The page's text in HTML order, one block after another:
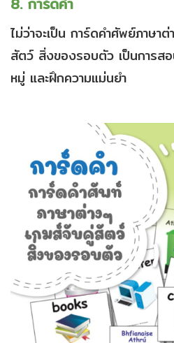
ไม่ว่าจะเป็น การ์ดคำศัพย์ภาษา
สัตว์ สิ่งของรอบตัว เป็นการส
หมู่ และฝึกความแม่นยำ